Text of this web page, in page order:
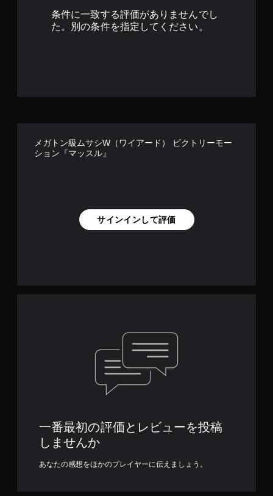
条件に一致する評価がありませんでし
た。別の条件を指定してください。
メガトン級ムサシW（ワイアード） ビクトリーモー
ション『マッスル』
サインインして評価
一番最初の評価とレビューを投稿
しませんか
あなたの感想をほかのプレイヤーに伝えましょう。